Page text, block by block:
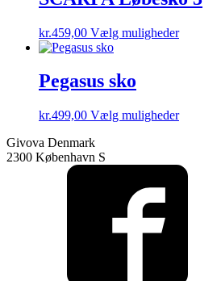
kr.459,00 Vælg mulighederDette
kan
varesiden
Pegasus sko
kr.499,00 Vælg mulighederDette
varianter.
Givova Denmark
2300 København S